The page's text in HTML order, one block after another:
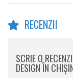
RECENZII
SCRIE O
DESIGN ÎN